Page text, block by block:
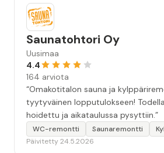
Saunatohtori Oy
Uusimaa
4.4
164 arviota
“Omakotitalon sauna ja
tyytyväinen lopputulokseen!
hoidettu ja aikataulussa pysyttiin.”
WC-remontti Saunaremontti
Päivitetty 24.5.2026